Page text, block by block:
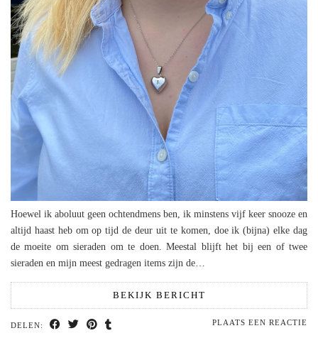
Hoewel ik aboluut geen ochtendmens ben, ik minstens vijf keer snooze en
altijd haast heb om op tijd de deur uit te komen, doe ik (bijna) elke dag
de moeite om sieraden om te doen. Meestal blijft het bij een of twee
sieraden en mijn meest gedragen items zijn de…
BEKIJK BERICHT
DELEN: PLAATS EEN REACTIE